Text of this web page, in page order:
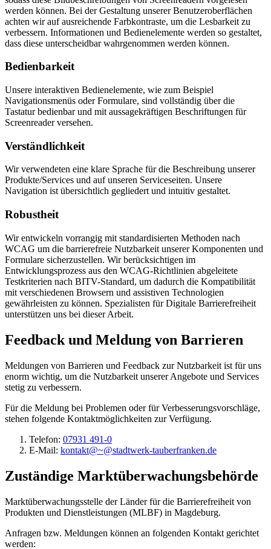
werden können. Bei der Gestaltung unserer Benutzeroberflächen
achten wir auf ausreichende Farbkontraste, um die Lesbarkeit zu
verbessern. Informationen und Bedienelemente werden so gestaltet,
dass diese unterscheidbar wahrgenommen werden können.
Bedienbarkeit
Unsere interaktiven Bedienelemente, wie zum Beispiel
Navigationsmenüs oder Formulare, sind vollständig über die
Tastatur bedienbar und mit aussagekräftigen Beschriftungen für
Screenreader versehen.
Verständlichkeit
Wir verwendeten eine klare Sprache für die Beschreibung unserer
Produkte/Services und auf unseren Serviceseiten. Unsere
Navigation ist übersichtlich gegliedert und intuitiv gestaltet.
Robustheit
Wir entwickeln vorrangig mit standardisierten Methoden nach
WCAG um die barrierefreie Nutzbarkeit unserer Komponenten und
Formulare sicherzustellen. Wir berücksichtigen im
Entwicklungsprozess aus den WCAG-Richtlinien abgeleitete
Testkriterien nach BITV-Standard, um dadurch die Kompatibilität
mit verschiedenen Browsern und assistiven Technologien
gewährleisten zu können. Spezialisten für Digitale Barrierefreiheit
unterstützen uns bei dieser Arbeit.
Feedback und Meldung von Barrieren
Meldungen von Barrieren und Feedback zur Nutzbarkeit ist für uns
enorm wichtig, um die Nutzbarkeit unserer Angebote und Services
stetig zu verbessern.
Für die Meldung bei Problemen oder für Verbesserungsvorschläge,
stehen folgende Kontaktmöglichkeiten zur Verfügung.
Telefon: 07931 491-0
E-Mail: kontakt@~@stadtwerk-tauberfranken.de
Zuständige Marktüberwachungsbehörde
Marktüberwachungsstelle der Länder für die Barrierefreiheit von
Produkten und Dienstleistungen (MLBF) in Magdeburg.
Anfragen bzw. Meldungen können an folgenden Kontakt gerichtet
werden: